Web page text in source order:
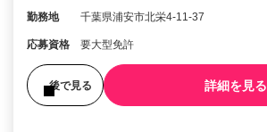
勤務地 千葉県浦安市北栄4-11-37
応募資格 要大型免許
後で見る 詳細を見る